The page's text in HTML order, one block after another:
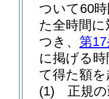
ついて60
た全時間
つき、 第
に掲げる
て得た額
(1)
正規